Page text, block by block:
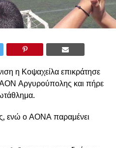
η Κοψαχείλα επικράτησε
ΑΟΝ Αργυρούπολης και πήρε
ενώ ο ΑΟΝΑ παραμένει